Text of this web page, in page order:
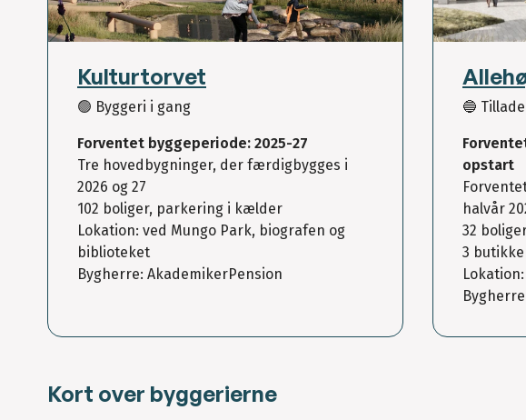
Kulturtorvet
🟢 Byggeri i gang
Forventet byggeperiode: 2025-27
Tre hovedbygninger, der færdigbygges i
2026 og 27
102 boliger, parkering i kælder
Lokation: ved Mungo Park, biografen og
biblioteket
Bygherre: AkademikerPension
🔵
opstart
halvår
32
3
Kort over byggerierne